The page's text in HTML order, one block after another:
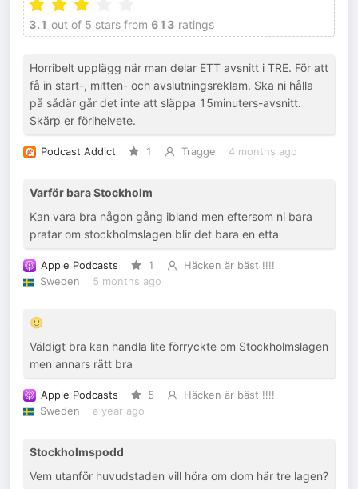
3.1 out of 5 stars from 613 ratings
Horribelt upplägg när man delar ETT avsnitt i TRE. För att
få in start-, mitten- och avslutningsreklam. Ska ni hålla
på sådär går det inte att släppa 15minuters-avsnitt.
Skärp er förihelvete.
Podcast Addict 1 Tragge 4 months ago
Varför bara Stockholm
Kan vara bra någon gång ibland men eftersom ni bara
pratar om stockholmslagen blir det bara en etta
Apple Podcasts 1
Häcken är bäst !!!!
Sweden
5 months ago
🙂
Väldigt bra kan handla lite förryckte om Stockholmslagen
men annars rätt bra
Apple Podcasts 5
Häcken är bäst !!!!
Sweden
a year ago
Stockholmspodd
Vem utanför huvudstaden vill höra om dom här tre lagen?